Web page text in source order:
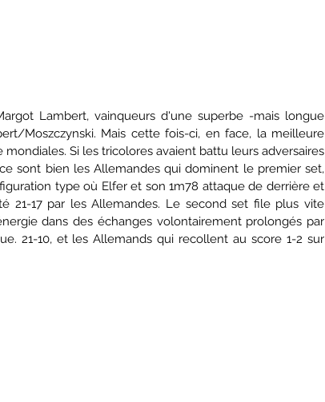
Lambert, vainqueurs d'une superbe -mais longue
Moszczynski. Mais cette fois-ci, en face, la meilleure
Si les tricolores avaient battu leurs adversaires
sont bien les Allemandes qui dominent le premier set,
type où Elfer et son 1m78 attaque de derrière et
21-17 par les Allemandes. Le second set file plus vite
dans des échanges volontairement prolongés par
21-10, et les Allemands qui recollent au score 1-2 sur